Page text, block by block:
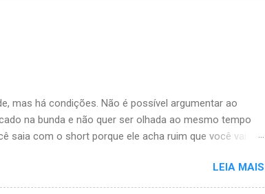
mas há condições. Não é possível argumentar ao
na bunda e não quer ser olhada ao mesmo tempo
saia com o short porque ele acha ruim que você vai ser
Se o boy não pode ficar de mimimi porque tem
Mona também não. A regra é simples e vale para ambos
LEIA MAIS